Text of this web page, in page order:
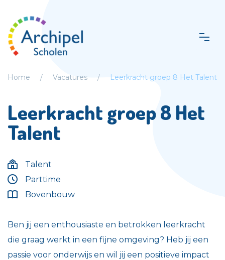
Home Vacatures Leerkracht groep 8 Het Talent
Leerkracht groep 8 Het
Talent
Talent
Parttime
Bovenbouw
Ben jij een enthousiaste en betrokken leerkracht
die graag werkt in een fijne omgeving? Heb jij een
passie voor onderwijs en wil jij een positieve impact